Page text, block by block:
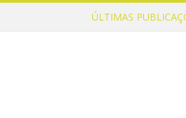
ÚLTIMAS